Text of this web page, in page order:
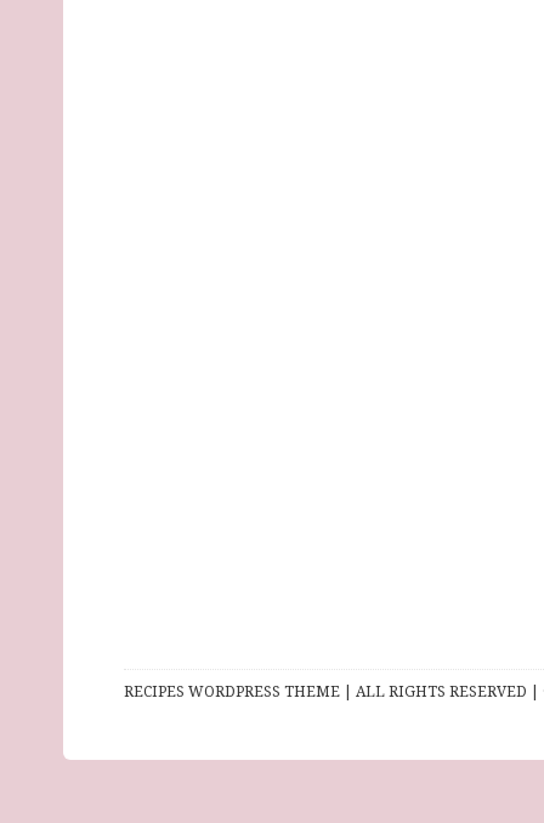
RECIPES WORDPRESS THEME | ALL RIGHTS RESERVED